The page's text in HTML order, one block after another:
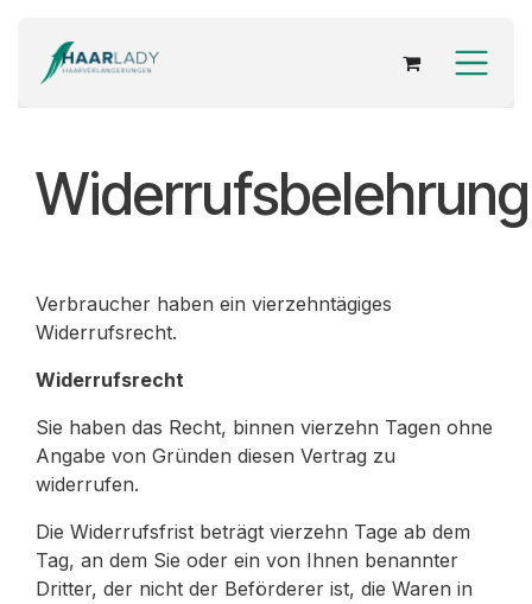
Widerrufsbelehrung
Verbraucher haben ein vierzehntägiges
Widerrufsrecht.
Widerrufsrecht
Sie haben das Recht, binnen vierzehn Tagen ohne
Angabe von Gründen diesen Vertrag zu
widerrufen.
Die Widerrufsfrist beträgt vierzehn Tage ab dem
Tag, an dem Sie oder ein von Ihnen benannter
Dritter, der nicht der Beförderer ist, die Waren in